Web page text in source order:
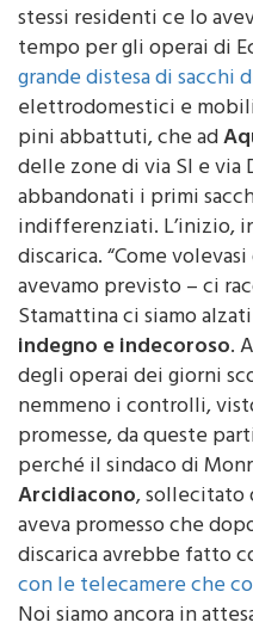
Un po’ lo avevamo
stessi residenti ce lo
tempo per gli operai di
grande distesa di sacchi
elettrodomestici e
pini abbattuti, che ad
delle zone di via Sl e via
abbandonati i primi
indifferenziati. L’inizio,
discarica. “Come
avevamo previsto – ci
Stamattina ci siamo
indegno e indecoroso.
degli operai dei giorni
nemmeno i controlli,
promesse, da queste
perché il sindaco di
Arcidiacono, sollecitato
aveva promesso che
discarica avrebbe fatto
con le telecamere che